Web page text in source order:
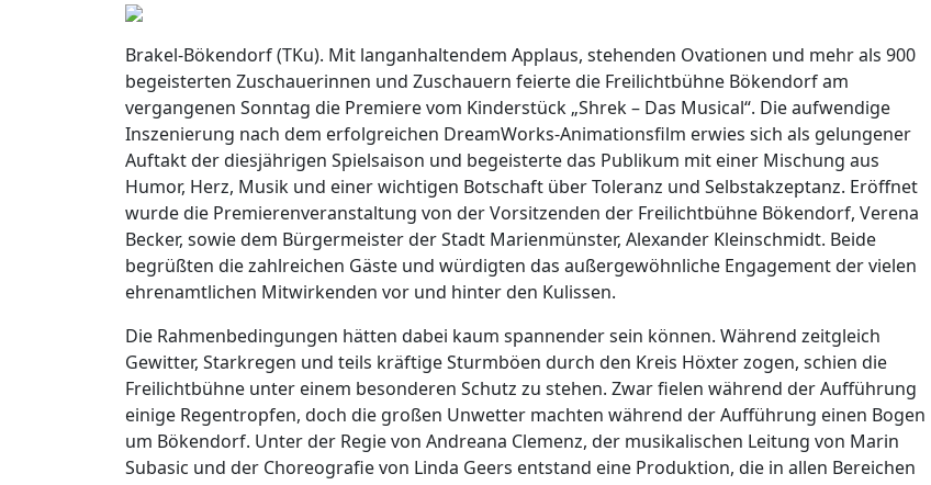
Brakel-Bökendorf (TKu). Mit langanhaltendem Applaus, stehenden Ovationen und mehr als 900
begeisterten Zuschauerinnen und Zuschauern feierte die Freilichtbühne Bökendorf am
vergangenen Sonntag die Premiere vom Kinderstück „Shrek – Das Musical“. Die aufwendige
Inszenierung nach dem erfolgreichen DreamWorks-Animationsfilm erwies sich als gelungener
Auftakt der diesjährigen Spielsaison und begeisterte das Publikum mit einer Mischung aus
Humor, Herz, Musik und einer wichtigen Botschaft über Toleranz und Selbstakzeptanz. Eröffnet
wurde die Premierenveranstaltung von der Vorsitzenden der Freilichtbühne Bökendorf, Verena
Becker, sowie dem Bürgermeister der Stadt Marienmünster, Alexander Kleinschmidt. Beide
begrüßten die zahlreichen Gäste und würdigten das außergewöhnliche Engagement der vielen
ehrenamtlichen Mitwirkenden vor und hinter den Kulissen.
Die Rahmenbedingungen hätten dabei kaum spannender sein können. Während zeitgleich
Gewitter, Starkregen und teils kräftige Sturmböen durch den Kreis Höxter zogen, schien die
Freilichtbühne unter einem besonderen Schutz zu stehen. Zwar fielen während der Aufführung
einige Regentropfen, doch die großen Unwetter machten während der Aufführung einen Bogen
um Bökendorf. Unter der Regie von Andreana Clemenz, der musikalischen Leitung von Marin
Subasic und der Choreografie von Linda Geers entstand eine Produktion, die in allen Bereichen